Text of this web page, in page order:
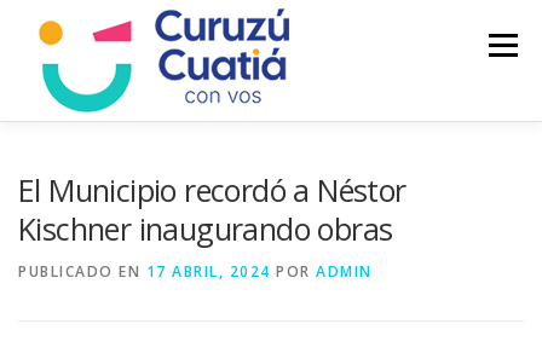
contenido
Menú
El Municipio recordó a Néstor
Kischner inaugurando obras
PUBLICADO EN 17 ABRIL, 2024 POR ADMIN